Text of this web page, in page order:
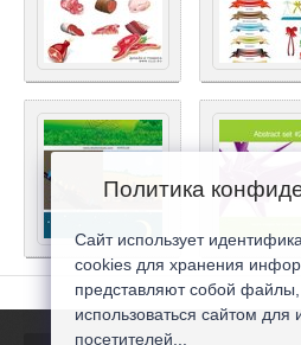
Политика
Сайт использует
cookies для хранения
представляют собой файлы,
использоваться сайтом для
посетителей...